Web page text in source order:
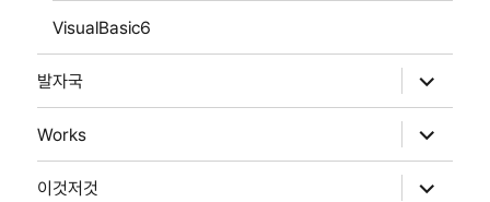
VisualBasic6
발자국
위
메
뉴
확
장
Works
위
메
뉴
이것저것